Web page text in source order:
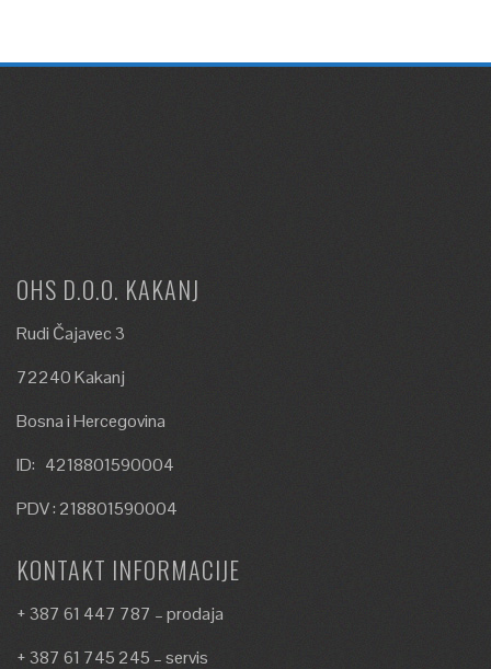
OHS D.O.O. KAKANJ
Rudi Čajavec 3
72240 Kakanj
Bosna i Hercegovina
ID: 4218801590004
PDV : 218801590004
KONTAKT INFORMACIJE
+ 387 61 447 787 – prodaja
+ 387 61 745 245 – servis